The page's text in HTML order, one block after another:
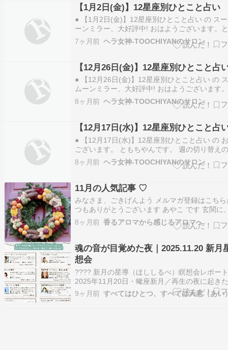
星????イータカリーナさんのブロ…
【1月2日(金)】12星座別ひとこと占い
● 【1月2日(金)】12星座別ひとこと占い の ス
ーンミラー、大好評中! おはようございます。
んです。 お正月の空気が少しずつ落ち着き、
戻る準備が始まる頃ですね。 今日は、無理に
ょう。 星たちは、…
7ヶ月前 ヘラ女神-TOOCHIYANのサロン
【12月26日(金)】12星座別ひとこと占
● 【12月26日(金)】12星座別ひとこと占い の
ムーンミラー、大好評中! おはようございます
やんです。 静けさの中に、やさしい希望が差
曜日。 無理に進まず、整えることを意識する
足元を整える…
8ヶ月前 ヘラ女神-TOOCHIYANのサロン
【12月17日(水)】12星座別ひとこと占
● 【12月17日(水)】12星座別ひとこと占い の
ございます。 ともちやんです。 週の切り替え
日。気持ちの整理がスムーズで、冷静な判断が
い日です。 牡羊座 ひらめきが的確に働く日牡
値あり蟹座 温か…
8ヶ月前 ヘラ女神-TOOCHIYANのサロン
11月の人気記事 ♡
みなさま、ごきげんよう メルマガ登録はこち
つもありがとうございます あやこ です 玄関に
スマスリースを飾りました 発表 11月のアクセ
キング 1 『もっとも波動の高いエッセンシャル
から いつもありがと…
8ヶ月前 香るアロマから感じるアロマへ
魂の音が目覚めた夜｜2025.11.20 新月
想会
???? 新月の星導（ほししるべ）瞑想会レポー
2025年11月20日・蠍座新月／再生の夜に起き
―こんにちは、まりんです。昨夜は 「新月の星
ししるべ）瞑想会」 にご参加いただき、あり
9ヶ月前